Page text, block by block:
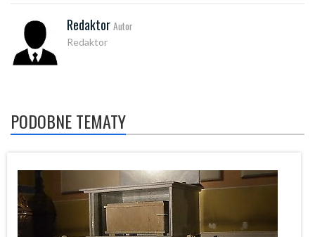
Redaktor Autor
Redaktor
PODOBNE TEMATY